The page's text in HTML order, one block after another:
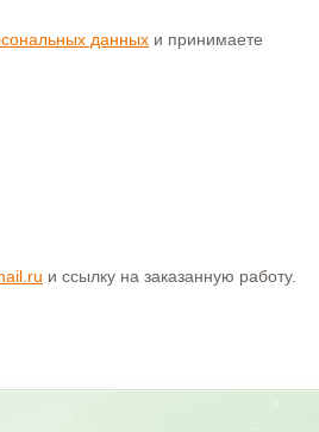
данных и принимаете
и ссылку на заказанную работу.